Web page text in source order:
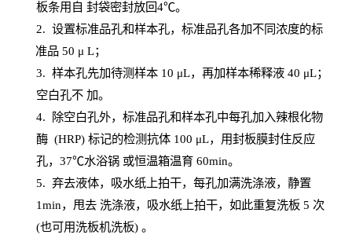
板条用自 封袋密封放回4℃。
2. 设置标准品孔和样本孔，标准品孔各加不同浓度的标
准品 50 μ L；
3. 样本孔先加待测样本 10 μL，再加样本稀释液 40 μL；
空白孔不 加。
4.
除空白孔外，标准品孔和样本孔中每孔加入辣根化物
酶 (HRP) 标记的检测抗体 100 μL，用封板膜封住反应
孔， 37℃水浴锅 或恒温箱温育60min。
5. 弃去液体，吸水纸上拍干，每孔加满洗涤液，静置
1min，甩去 洗涤液，吸水纸上拍干，如此重复洗板 5 次
(也可用洗板机洗板) 。